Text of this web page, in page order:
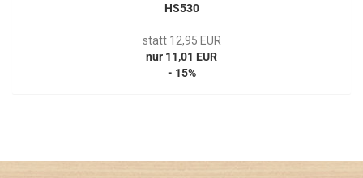
HS530
statt 12,95 EUR
nur 11,01 EUR
- 15%